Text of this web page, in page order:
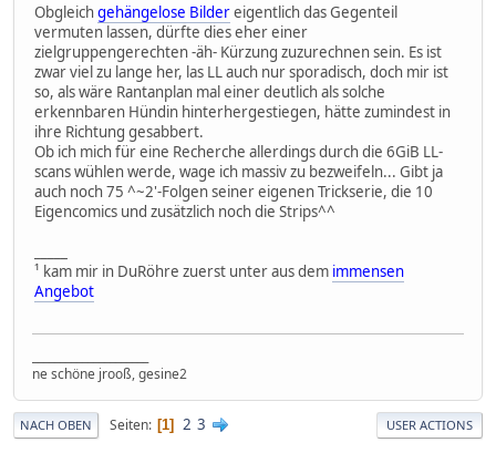
Obgleichgehängelose Bildereigentlich das Gegenteil
vermuten lassen, dürfte dies eher einer
zielgruppengerechten -äh- Kürzung zuzurechnen sein. Es ist
zwar viel zu lange her, las LL auch nur sporadisch, doch mir ist
so, als wäre Rantanplan mal einer deutlich als solche
erkennbaren Hündin hinterhergestiegen, hätte zumindest in
ihre Richtung gesabbert.
Ob ich mich für eine Recherche allerdings durch die 6GiB LL-
scans wühlen werde, wage ich massiv zu bezweifeln... Gibt ja
auch noch 75 ^~2'-Folgen seiner eigenen Trickserie, die 10
Eigencomics und zusätzlich noch die Strips^^
¹ kam mir in DuRöhre zuerst unter aus dem immensen
Angebot
ne schöne jrooß, gesine2
NACH OBEN Seiten 1 2 3 USER ACTIONS